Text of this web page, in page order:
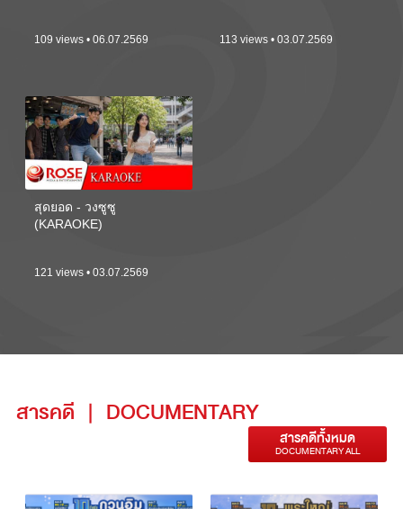
109 views • 06.07.2569 113 views • 03.07.2569
สุดยอด - วงซูซู
(KARAOKE)
121 views • 03.07.2569
สารคดี | DOCUMENTARY
สารคดีทั้งหมด
DOCUMENTARY ALL